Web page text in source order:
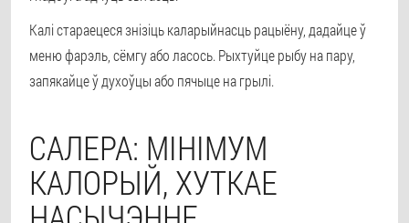
Калі стараецеся знізіць каларыйнасць рацыёну, дадайце ў
меню фарэль, сёмгу або ласось. Рыхтуйце рыбу на пару,
запякайце ў духоўцы або пячыце на грылі.
САЛЕРА: МІНІМУМ
КАЛОРЫЙ, ХУТКАЕ